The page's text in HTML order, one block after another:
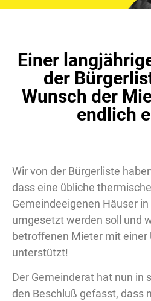
Einer
der
Wunsch der
endlich
Wir von der Bürgerliste
dass eine übliche
Gemeindeeigenen Häuser
umgesetzt werden soll und
betroffenen Mieter mit
unterstützt!
Der Gemeinderat hat nun in
den Beschluß gefasst, dass